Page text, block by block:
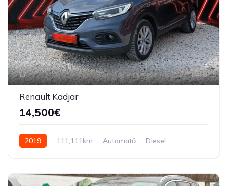
8
Renault Kadjar
14,500€
2019 111,111km Automată
Diesel